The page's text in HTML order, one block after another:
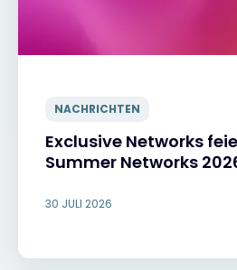
NACHRICHTEN
Exclusive Networks
Summer Networks
30 JULI 2026